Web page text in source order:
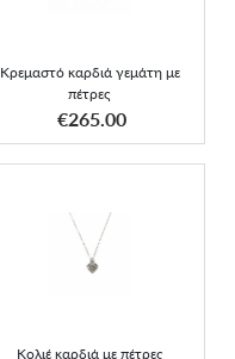
Κρεμαστό καρδιά γεμάτη με
πέτρες
€265.00
ΑΠΟΚΤΗΣΕ ΤΟ
Κολιέ καρδιά με πέτρες
Κολιέ καρδιά με πέτρες
λευκόχρυσο κ14